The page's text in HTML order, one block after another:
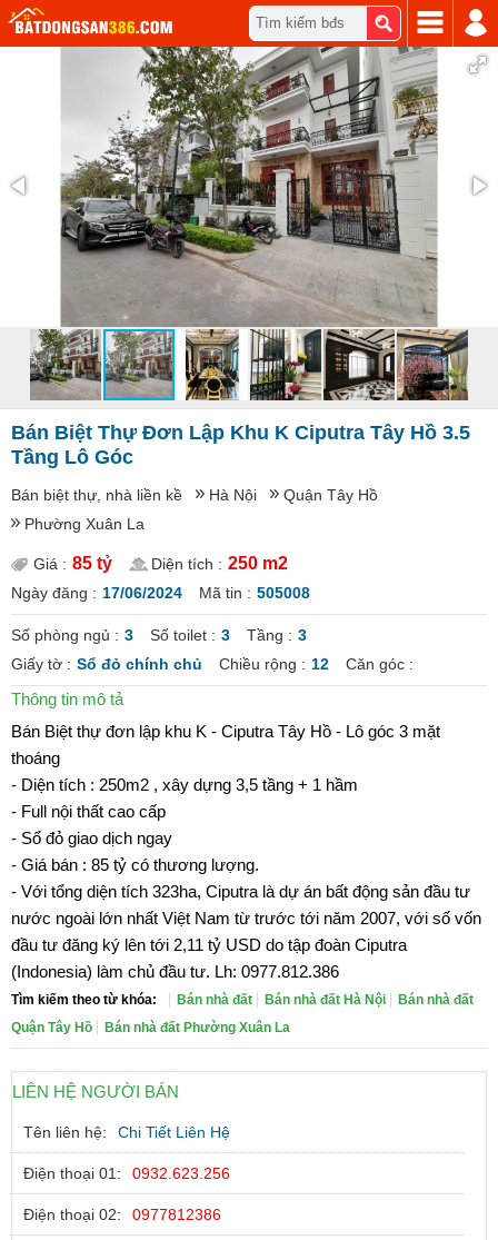
Tìm kiếm bđs
Bán Biệt Thự Đơn Lập Khu K Ciputra Tây Hồ 3.5
Tầng Lô Góc
Bán biệt thự, nhà liền kề Hà Nội
Quận Tây Hồ
Phường Xuân La
Giá : 85 tỷ Diện tích : 250 m2
Ngày đăng : 17/06/2024 Mã tin : 505008
Số phòng ngủ : 3 Số toilet : 3 Tầng : 3
Giấy tờ : Sổ đỏ chính chủ Chiều rộng : 12 Căn góc :
Thông tin mô tả
Bán Biệt thự đơn lập khu K - Ciputra Tây Hồ - Lô góc 3 mặt
thoáng
- Diện tích : 250m2 , xây dựng 3,5 tầng + 1 hầm
- Full nội thất cao cấp
- Sổ đỏ giao dịch ngay
- Giá bán : 85 tỷ có thương lượng.
- Với tổng diện tích 323ha, Ciputra là dự án bất động sản đầu tư
nước ngoài lớn nhất Việt Nam từ trước tới năm 2007, với số vốn
đầu tư đăng ký lên tới 2,11 tỷ USD do tập đoàn Ciputra
(Indonesia) làm chủ đầu tư. Lh: 0977.812.386
Tìm kiếm theo từ khóa: Bán nhà đất Bán nhà đất Hà Nội
Bán nhà đất
Quận Tây Hồ
Bán nhà đất Phường Xuân La
LIÊN HỆ NGƯỜI BÁN
Tên liên hệ: Chi Tiết Liên Hệ
Điện thoại 01: 0932.623.256
Điện thoại 02: 0977812386